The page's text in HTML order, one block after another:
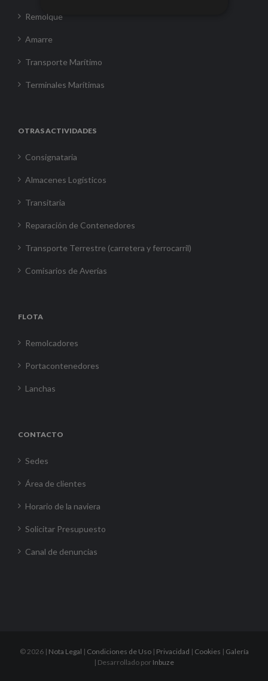
Remolque
Amarre
Transporte Marítimo
Terminales Marítimas
OTRAS ACTIVIDADES
Consignataria
Almacenes Logísticos
Transitaria
Reparación de Contenedores
Transporte Terrestre (carretera y ferrocarril)
Comisarios de Averías
FLOTA
Remolcadores
Portacontenedores
Lanchas
CONTACTO
Sedes
Área de clientes
Horario de la naviera
Solicitar Presupuesto
Canal de denuncias
© 2026 | Nota Legal | Condiciones de Uso| Privacidad | Cookies | Galería
| Desarrollado por Inbuze